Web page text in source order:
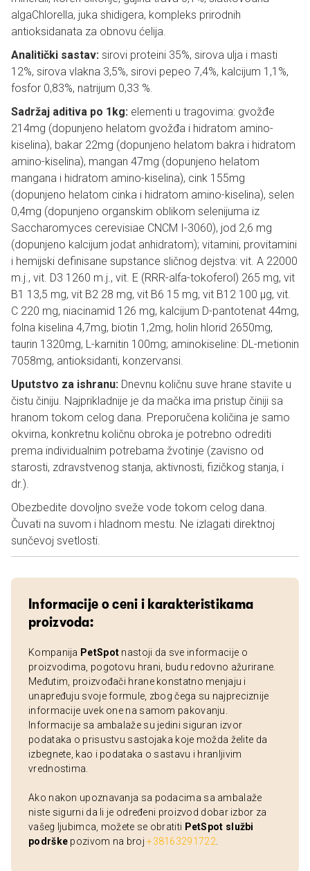
algaChlorella, juka shidigera, kompleks prirodnih
antioksidanata za obnovu ćelija.
Analitički sastav: sirovi proteini 35%, sirova ulja i masti
12%, sirova vlakna 3,5%, sirovi pepeo 7,4%, kalcijum 1,1%,
fosfor 0,83%, natrijum 0,33 %.
Sadržaj aditiva po 1kg: elementi u tragovima: gvožđe
214mg (dopunjeno helatom gvožđa i hidratom amino-
kiselina), bakar 22mg (dopunjeno helatom bakra i hidratom
amino-kiselina), mangan 47mg (dopunjeno helatom
mangana i hidratom amino-kiselina), cink 155mg
(dopunjeno helatom cinka i hidratom amino-kiselina), selen
0,4mg (dopunjeno organskim oblikom selenijuma iz
Saccharomyces cerevisiae CNCM I-3060), jod 2,6 mg
(dopunjeno kalcijum jodat anhidratom); vitamini, provitamini
i hemijski definisane supstance sličnog dejstva: vit. A 22000
m.j., vit. D3 1260 m.j., vit. E (RRR-alfa-tokoferol) 265 mg, vit
B1 13,5 mg, vit B2 28 mg, vit B6 15 mg, vit B12 100 µg, vit.
C 220 mg, niacinamid 126 mg, kalcijum D-pantotenat 44mg,
folna kiselina 4,7mg, biotin 1,2mg, holin hlorid 2650mg,
taurin 1320mg, L-karnitin 100mg; aminokiseline: DL-metionin
7058mg, antioksidanti, konzervansi.
Uputstvo za ishranu: Dnevnu količnu suve hrane stavite u
čistu činiju. Najprikladnije je da mačka ima pristup činiji sa
hranom tokom celog dana. Preporučena količina je samo
okvirna, konkretnu količnu obroka je potrebno odrediti
prema individualnim potrebama žvotinje (zavisno od
starosti, zdravstvenog stanja, aktivnosti, fizičkog stanja, i
dr.).
Obezbedite dovoljno sveže vode tokom celog dana.
Čuvati na suvom i hladnom mestu. Ne izlagati direktnoj
sunčevoj svetlosti.
Informacije o ceni i karakteristikama
proizvoda:
Kompanija PetSpot nastoji da sve informacije o
proizvodima, pogotovu hrani, budu redovno ažurirane.
Međutim, proizvođači hrane konstatno menjaju i
unapređuju svoje formule, zbog čega su najpreciznije
informacije uvek one na samom pakovanju.
Informacije sa ambalaže su jedini siguran izvor
podataka o prisustvu sastojaka koje možda želite da
izbegnete, kao i podataka o sastavu i hranljivim
vrednostima.
Ako nakon upoznavanja sa podacima sa ambalaže
niste sigurni da li je određeni proizvod dobar izbor za
vašeg ljubimca, možete se obratiti PetSpot službi
podrške pozivom na broj+38163291722